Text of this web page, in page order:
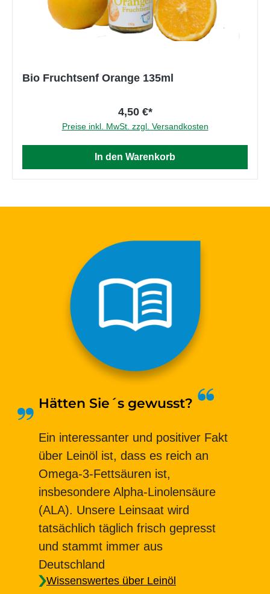
Bio Fruchtsenf Orange 135ml
4,50 €*
Preise inkl. MwSt. zzgl. Versandkosten
In den Warenkorb
Hätten Sie´s gewusst?
Ein interessanter und positiver Fakt
über Leinöl ist, dass es reich an
Omega-3-Fettsäuren ist,
insbesondere Alpha-Linolensäure
(ALA). Unsere Leinsaat wird
tatsächlich täglich frisch gepresst
und stammt immer aus
Deutschland
Wissenswertes über Leinöl